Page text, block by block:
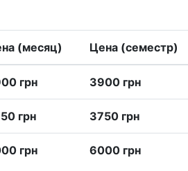
(месяц) Цена (семестр)
грн 3900 грн
грн 3750 грн
грн 6000 грн